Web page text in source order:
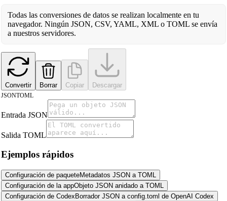
Todas las conversiones de datos se realizan localmente en tu
navegador. Ningún JSON, CSV, YAML, XML o TOML se envía
a nuestros servidores.
Convertir Borrar Copiar Descargar
JSONTOML
Entrada JSON
Salida TOML
Ejemplos rápidos
Configuración de paqueteMetadatos JSON a TOML
Configuración de la appObjeto JSON anidado a TOML
Configuración de Codex Borrador JSON a config.toml de OpenAI Codex